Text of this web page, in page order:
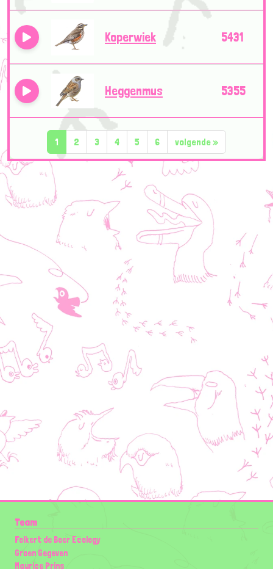
Koperwiek 5431
Heggenmus 5355
1 2 3 4 5 6 volgende»
Team
Folkert de Boer Ecology
Groen Gegeven
Maurice Prins